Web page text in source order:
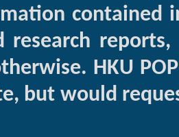
contained
research
HKU
but would